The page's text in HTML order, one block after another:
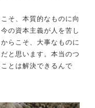
そ、本質的なものに向
の資本主義が人を苦し
らこそ、大事なものに
と思います。本当のつ
とは解決できるんで